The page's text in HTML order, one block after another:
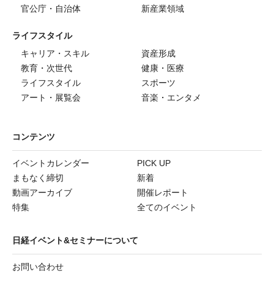
官公庁・自治体
新産業領域
ライフスタイル
キャリア・スキル
資産形成
教育・次世代
健康・医療
ライフスタイル
スポーツ
アート・展覧会
音楽・エンタメ
コンテンツ
イベントカレンダー
PICK UP
まもなく締切
新着
動画アーカイブ
開催レポート
特集
全てのイベント
日経イベント&セミナーについて
お問い合わせ